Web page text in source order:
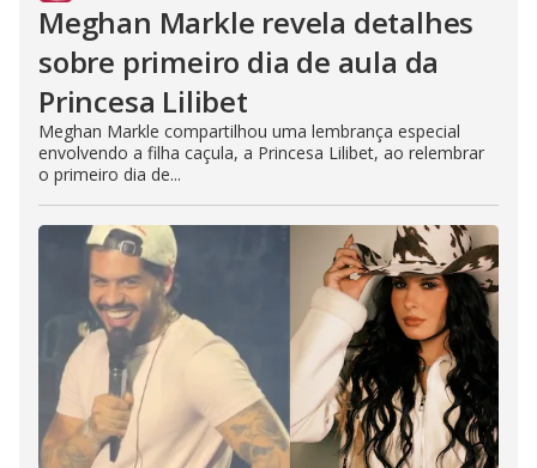
Meghan Markle revela detalhes
sobre primeiro dia de aula da
Princesa Lilibet
Meghan Markle compartilhou uma lembrança especial
envolvendo a filha caçula, a Princesa Lilibet, ao relembrar
o primeiro dia de...